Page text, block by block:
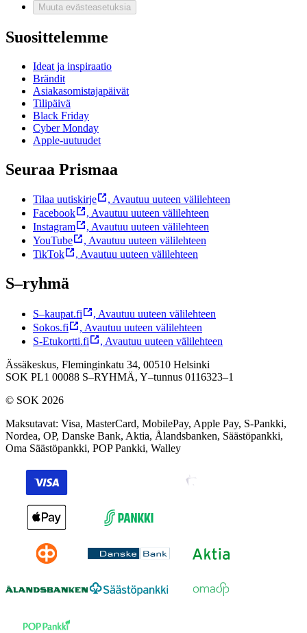
Muuta evästeasetuksia
Suosittelemme
Ideat ja inspiraatio
Brändit
Asiakasomistajapäivät
Tilipäivä
Black Friday
Cyber Monday
Apple-uutuudet
Seuraa Prismaa
Tilaa uutiskirje , Avautuu uuteen välilehteen
Facebook
, Avautuu uuteen välilehteen
Instagram
, Avautuu uuteen välilehteen
YouTube
, Avautuu uuteen välilehteen
TikTok
, Avautuu uuteen välilehteen
S–ryhmä
S–kaupat.fi , Avautuu uuteen välilehteen
Sokos.fi
, Avautuu uuteen välilehteen
S-Etukortti.fi
, Avautuu uuteen välilehteen
Ässäkeskus, Fleminginkatu 34, 00510 Helsinki
SOK PL1 00088 S–RYHMÄ, Y–tunnus 0116323–1
© SOK 2026
Maksutavat: Visa, MasterCard, MobilePay, Apple Pay, S-Pankki,
Nordea, OP, Danske Bank, Aktia, Ålandsbanken, Säästöpankki,
Oma Säästöpankki, POP Pankki, Walley